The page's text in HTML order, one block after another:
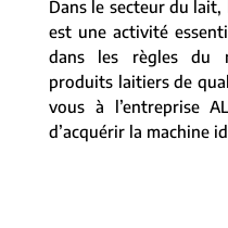
Dans le secteur du
est une activité
dans les règles du
produits laitiers de
vous à l’entreprise
d’acquérir la machine